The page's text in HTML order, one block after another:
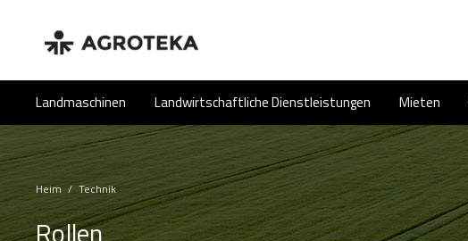
Landmaschinen Landwirtschaftliche Dienstleistungen Mieten
Heim / Technik
Rollen